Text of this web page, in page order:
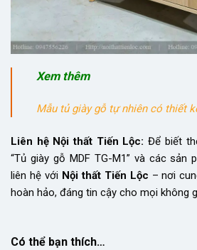
Xem thêm
Mẫu tủ giày gỗ tự nhiên có thiết
Liên hệ Nội thất Tiến Lộc: Để biết
“Tủ giày gỗ MDF TG-M1” và các sản
liên hệ với Nội thất Tiến Lộc – nơi
hoàn hảo, đáng tin cậy cho mọi không
Có thể bạn thích…